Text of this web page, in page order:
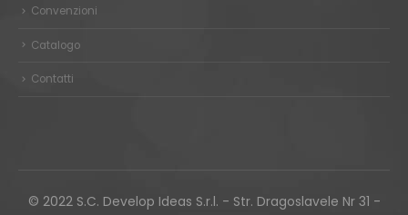
Convenzioni
Catalogo
Contatti
© 2022 S.C. Develop Ideas S.r.l. - Str. Dragoslavele Nr 31 -